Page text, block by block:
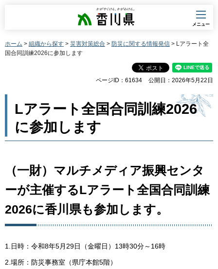
香川県
メニュー
ホーム > 組織から探す > 災害対策総合 > 防災に関する情報発信 > Lアラート全
国合同訓練2026に参加します
ページID：61634 公開日：2026年5月22日
Lアラート全国合同訓練2026
に参加します
（一財）マルチメディア振興センタ
ーが主催するLアラート全国合同訓練
2026に香川県も参加します。
1.日時：令和8年5月29日（金曜日）13時30分～16時
2.場所：防災事務室（県庁本館5階）